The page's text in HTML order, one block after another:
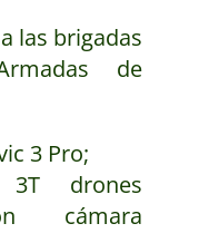
las brigadas
de
3 Pro;
drones
cámara